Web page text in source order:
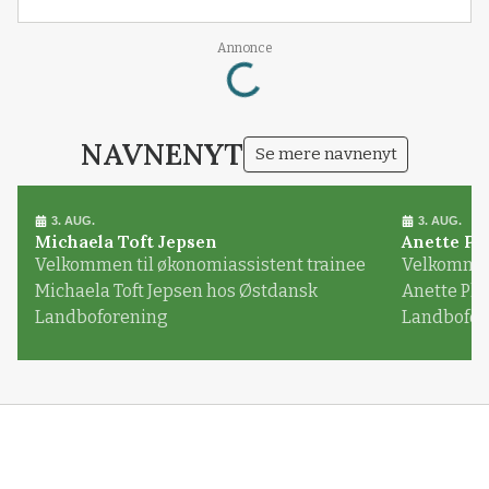
Annonce
Loading...
NAVNENYT Se mere navnenyt
3. AUG.
Michaela Toft Jepsen
Velkommen til økonomiassistent trainee
Michaela Toft Jepsen hos Østdansk
Landboforening
3. AUG.
Anette
Anette